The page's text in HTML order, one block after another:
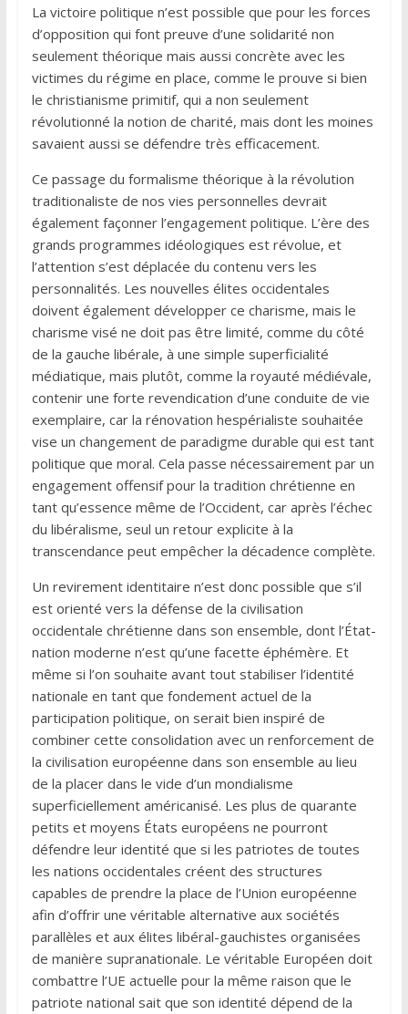
La victoire politique n’est possible que pour les forces
d’opposition qui font preuve d’une solidarité non
seulement théorique mais aussi concrète avec les
victimes du régime en place, comme le prouve si bien
le christianisme primitif, qui a non seulement
révolutionné la notion de charité, mais dont les moines
savaient aussi se défendre très efficacement.
Ce passage du formalisme théorique à la révolution
traditionaliste de nos vies personnelles devrait
également façonner l’engagement politique. L’ère des
grands programmes idéologiques est révolue, et
l’attention s’est déplacée du contenu vers les
personnalités. Les nouvelles élites occidentales
doivent également développer ce charisme, mais le
charisme visé ne doit pas être limité, comme du côté
de la gauche libérale, à une simple superficialité
médiatique, mais plutôt, comme la royauté médiévale,
contenir une forte revendication d’une conduite de vie
exemplaire, car la rénovation hespérialiste souhaitée
vise un changement de paradigme durable qui est tant
politique que moral. Cela passe nécessairement par un
engagement offensif pour la tradition chrétienne en
tant qu’essence même de l’Occident, car après l’échec
du libéralisme, seul un retour explicite à la
transcendance peut empêcher la décadence complète.
Un revirement identitaire n’est donc possible que s’il
est orienté vers la défense de la civilisation
occidentale chrétienne dans son ensemble, dont l’État-
nation moderne n’est qu’une facette éphémère. Et
même si l’on souhaite avant tout stabiliser l’identité
nationale en tant que fondement actuel de la
participation politique, on serait bien inspiré de
combiner cette consolidation avec un renforcement de
la civilisation européenne dans son ensemble au lieu
de la placer dans le vide d’un mondialisme
superficiellement américanisé. Les plus de quarante
petits et moyens États européens ne pourront
défendre leur identité que si les patriotes de toutes
les nations occidentales créent des structures
capables de prendre la place de l’Union européenne
afin d’offrir une véritable alternative aux sociétés
parallèles et aux élites libéral-gauchistes organisées
de manière supranationale. Le véritable Européen doit
combattre l’UE actuelle pour la même raison que le
patriote national sait que son identité dépend de la